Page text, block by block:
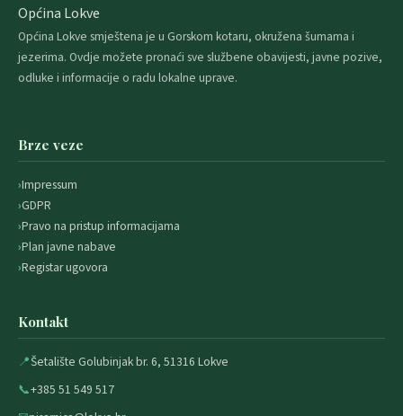
Općina Lokve
Općina Lokve smještena je u Gorskom kotaru, okružena šumama i
jezerima. Ovdje možete pronaći sve službene obavijesti, javne pozive,
odluke i informacije o radu lokalne uprave.
Brze veze
Impressum
GDPR
Pravo na pristup informacijama
Plan javne nabave
Registar ugovora
Kontakt
📍Šetalište Golubinjak br. 6, 51316 Lokve
📞+385 51 549 517